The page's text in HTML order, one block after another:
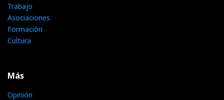
Trabajo
Asociaciones
Formación
Cultura
Más
Opinión